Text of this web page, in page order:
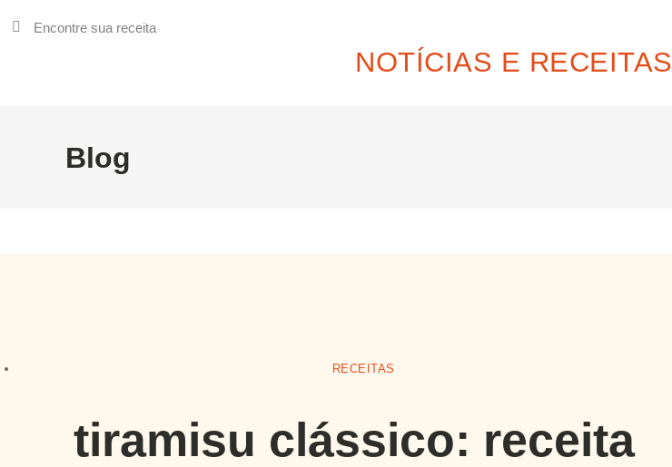
NOTÍCIAS E RECEITAS
Blog
RECEITAS
tiramisu clássico: receita